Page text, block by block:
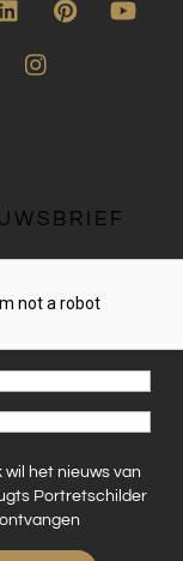
wil het nieuws van
Portretschilder
ontvangen